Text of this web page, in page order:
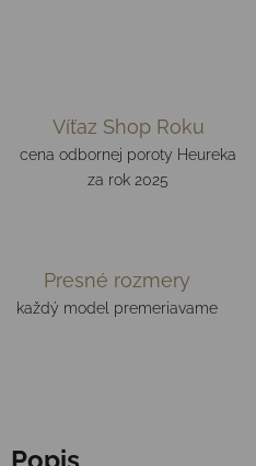
Víťaz Shop Roku
cena odbornej poroty Heureka
za rok 2025
Presné rozmery
každý model premeriavame